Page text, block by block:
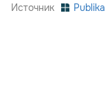
Источник Publika